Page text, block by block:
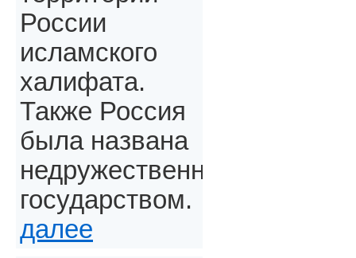
России
исламского
халифата.
Также Россия
была названа
недружественным
государством.
далее